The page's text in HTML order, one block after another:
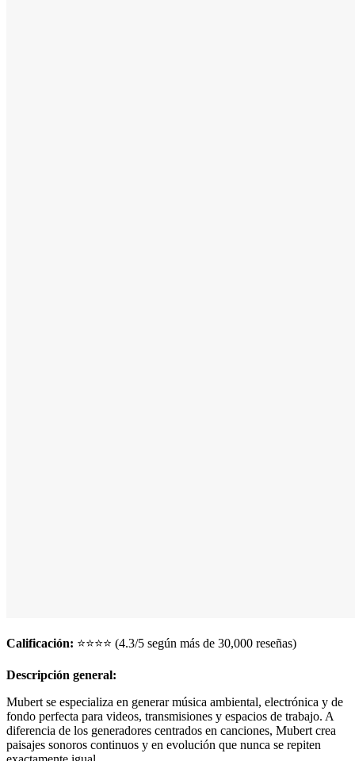
Calificación: ⭐⭐⭐⭐ (4.3/5 según más de 30,000 reseñas)
Descripción general:
Mubert se especializa en generar música ambiental, electrónica y de
fondo perfecta para videos, transmisiones y espacios de trabajo. A
diferencia de los generadores centrados en canciones, Mubert crea
paisajes sonoros continuos y en evolución que nunca se repiten